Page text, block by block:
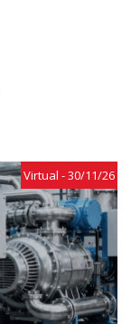
Virtual - 30/11/26